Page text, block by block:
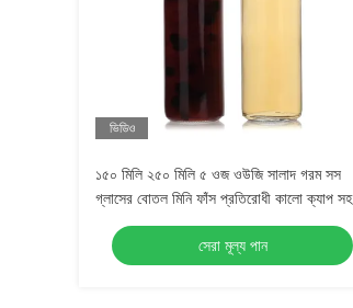
ভিডিও
১৫০ মিলি ২৫০ মিলি ৫ ওজ ওউজি সালাদ গরম সস
গ্লাসের বোতল মিনি ফাঁস প্রতিরোধী কালো ক্যাপ সহ
সেরা মূল্য পান